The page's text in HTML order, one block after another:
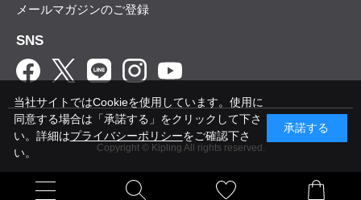
メールマガジンのご登録
SNS
Copyright © Kipling All rights reserved.
当社サイトではCookieを使用しています。使用に
同意する場合は「承諾する」をクリックして下さ
い。詳細はプライバシーポリシーをご確認下さ
い。
承諾する